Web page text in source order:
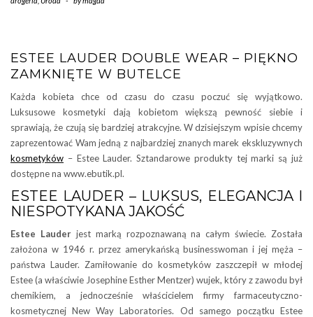
ESTEE LAUDER DOUBLE WEAR – PIĘKNO
ZAMKNIĘTE W BUTELCE
Każda kobieta chce od czasu do czasu poczuć się wyjątkowo.
Luksusowe kosmetyki dają kobietom większą pewność siebie i
sprawiają, że czują się bardziej atrakcyjne. W dzisiejszym wpisie chcemy
zaprezentować Wam jedną z najbardziej znanych marek ekskluzywnych
kosmetyków – Estee Lauder. Sztandarowe produkty tej marki są już
dostępne na www.ebutik.pl.
ESTEE LAUDER – LUKSUS, ELEGANCJA I
NIESPOTYKANA JAKOŚĆ
Estee Lauderjest marką rozpoznawaną na całym świecie. Została
założona w 1946 r. przez amerykańską businesswoman i jej męża –
państwa Lauder. Zamiłowanie do kosmetyków zaszczepił w młodej
Estee (a właściwie Josephine Esther Mentzer) wujek, który z zawodu był
chemikiem, a jednocześnie właścicielem firmy farmaceutyczno-
kosmetycznej New Way Laboratories. Od samego początku Estee